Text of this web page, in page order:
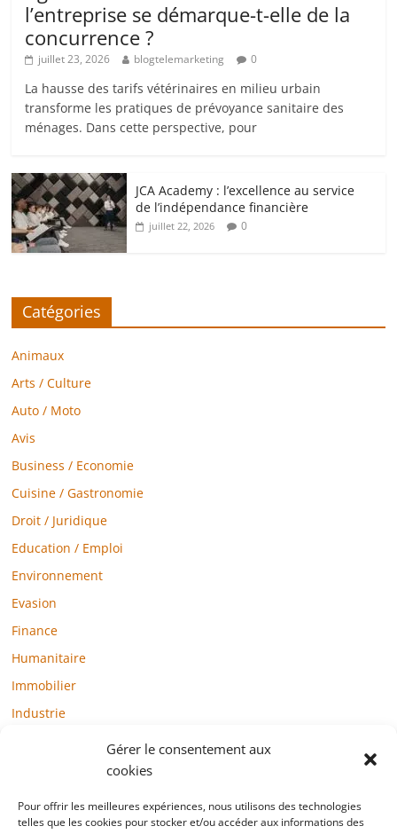
Gérer le consentement aux
cookies
Pour offrir les meilleures expériences, nous utilisons des technologies
telles que les cookies pour stocker et/ou accéder aux informations des
l’entreprise se démarque-t-elle de la
concurrence ?
juillet 23, 2026 blogtelemarketing 0
La hausse des tarifs vétérinaires en milieu urbain
transforme les pratiques de prévoyance sanitaire des
ménages. Dans cette perspective, pour
JCA Academy : l’excellence au service
de l’indépendance financière
juillet 22, 2026 0
Catégories
Animaux
Arts / Culture
Auto / Moto
Avis
Business / Economie
Cuisine / Gastronomie
Droit / Juridique
Education / Emploi
Environnement
Evasion
Finance
Humanitaire
Immobilier
Industrie
Mode / Beauté / Bien-être